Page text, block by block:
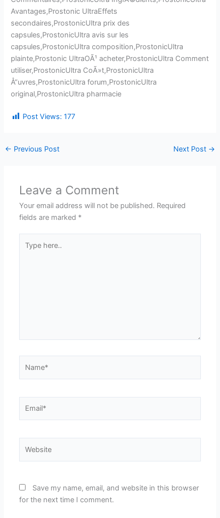
Avantages,Prostonic UltraEffets
secondaires,ProstonicUltra prix des
capsules,ProstonicUltra avis sur les
capsules,ProstonicUltra composition,ProstonicUltra
plainte,Prostonic UltraOÃ¹ acheter,ProstonicUltra Comment
utiliser,ProstonicUltra CoÃ»t,ProstonicUltra
Å“uvres,ProstonicUltra forum,ProstonicUltra
original,ProstonicUltra pharmacie
Post Views: 177
← Previous Post Next Post →
Leave a Comment
Your email address will not be published. Required
fields are marked *
here..
Save my name, email, and website in this browser
for the next time I comment.